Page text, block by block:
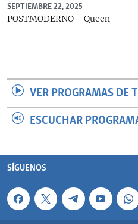
SEPTIEMBRE 22, 2025
POSTMODERNO - Queen
VER PROGRAMAS DE
ESCUCHAR
SÍGUENOS